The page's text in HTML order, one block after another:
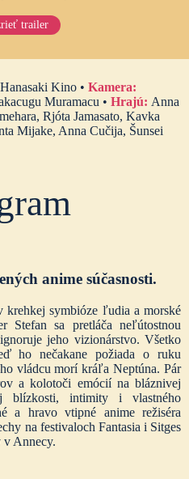
trailer
Hanasaki Kino • Kamera:
Muramacu • Hrajú: Anna
Rjóta Jamasato, Kavka
Mijake, Anna Cučija, Šunsei
anime súčasnosti.
symbióze ľudia a morské
Stefan sa pretláča neľútostnou
jeho vizionárstvo. Všetko
ho nečakane požiada o ruku
vládcu morí kráľa Neptúna. Pár
a kolotoči emócií na bláznivej
blízkosti, intimity i vlastného
a hravo vtipné anime režiséra
na festivaloch Fantasia i Sitges
v Annecy.